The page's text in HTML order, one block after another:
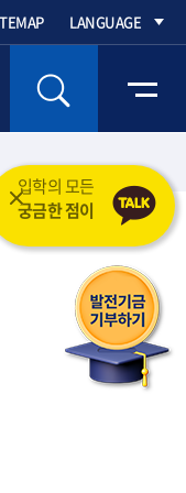
LANGUAGE
드립니다.
요?